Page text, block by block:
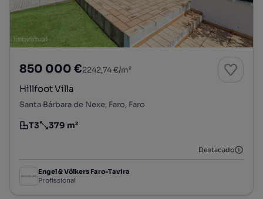
850 000 €2242,74 €/m²
Hillfoot Villa
Santa Bárbara de Nexe, Faro, Faro
Tipologia
T3
Preço por metro quadrado
379 m²
Destacado
Engel & Völkers Faro-Tavira
Profissional